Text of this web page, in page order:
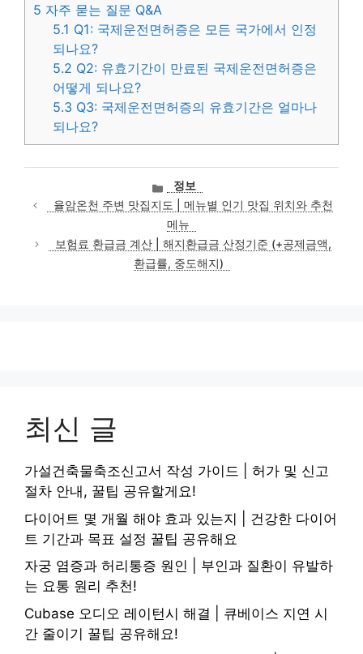
5 자주 묻는 질문 Q&A
5.1 Q1: 국제운전면허증은 모든 국가에서 인정
되나요?
5.2 Q2: 유효기간이 만료된 국제운전면허증은
어떻게 되나요?
5.3 Q3: 국제운전면허증의 유효기간은 얼마나
되나요?
카
테
고
리
정보
율암온천 주변 맛집지도 | 메뉴별 인기 맛집 위치와 추천
메뉴
보험료 환급금 계산 | 해지환급금 산정기준 (+공제금액,
환급률, 중도해지)
최신 글
가설건축물축조신고서 작성 가이드 | 허가 및 신고
절차 안내, 꿀팁 공유할게요!
다이어트 몇 개월 해야 효과 있는지 | 건강한 다이어
트 기간과 목표 설정 꿀팁 공유해요
자궁 염증과 허리통증 원인 | 부인과 질환이 유발하
는 요통 원리 추천!
Cubase 오디오 레이턴시 해결 | 큐베이스 지연 시
간 줄이기 꿀팁 공유해요!